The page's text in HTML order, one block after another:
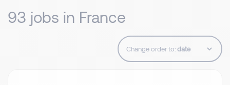
93 jobs in France
Change order to: